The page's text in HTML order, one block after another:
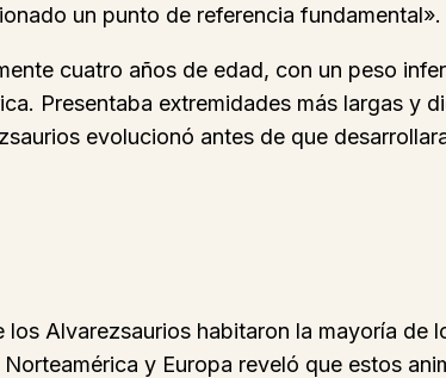
un punto de referencia fundamental».
cuatro años de edad, con un peso
Presentaba extremidades más largas y
evolucionó antes de que
Alvarezsaurios habitaron la mayoría de
y Europa reveló que estos